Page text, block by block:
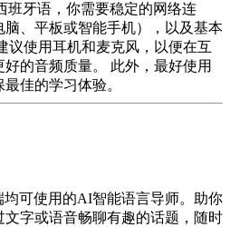
班牙语，你需要稳定的网络连
、平板或智能手机），以及基本
议使用耳机和麦克风，以便在互
的音频质量。 此外，最好使用
佳的学习体验。
均可使用的AI智能语言导师。助你
字或语音畅聊有趣的话题，随时